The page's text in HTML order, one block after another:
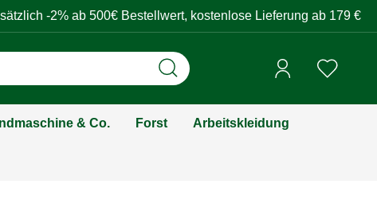
-2% ab 500€ Bestellwert, kostenlose Lieferung ab 179 €
& Co. Forst Arbeitskleidung